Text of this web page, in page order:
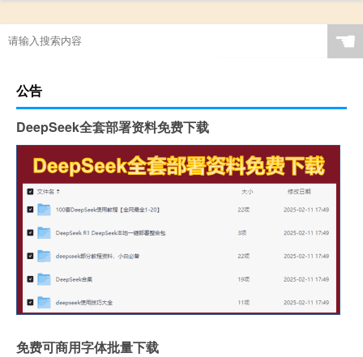
☚
公告
DeepSeek全套部署资料免费下载
免费可商用字体批量下载